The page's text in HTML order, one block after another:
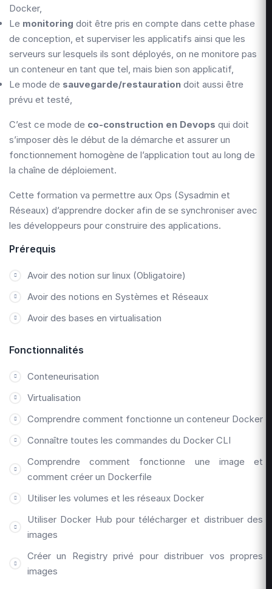
Docker,
Le monitoring doit être pris en compte dans cette phase
de conception, et superviser les applicatifs ainsi que les
serveurs sur lesquels ils sont déployés, on ne monitore pas
un conteneur en tant que tel, mais bien son applicatif,
Le mode de sauvegarde/restauration doit aussi être
prévu et testé,
C’est ce mode de co-construction en Devops qui doit
s’imposer dès le début de la démarche et assurer un
fonctionnement homogène de l’application tout au long de
la chaîne de déploiement.
Cette formation va permettre aux Ops (Sysadmin et
Réseaux) d’apprendre docker afin de se synchroniser avec
les développeurs pour construire des applications.
Prérequis
Avoir des notion sur linux (Obligatoire)
Avoir des notions en Systèmes et Réseaux
Avoir des bases en virtualisation
Fonctionnalités
Conteneurisation
Virtualisation
Comprendre comment fonctionne un conteneur Docker
Connaître toutes les commandes du Docker CLI
Comprendre comment fonctionne une image et
comment créer un Dockerfile
Utiliser les volumes et les réseaux Docker
Utiliser Docker Hub pour télécharger et distribuer des
images
Créer un Registry privé pour distribuer vos propres
images